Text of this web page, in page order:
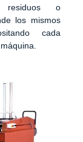
residuos o
los mismos
cada